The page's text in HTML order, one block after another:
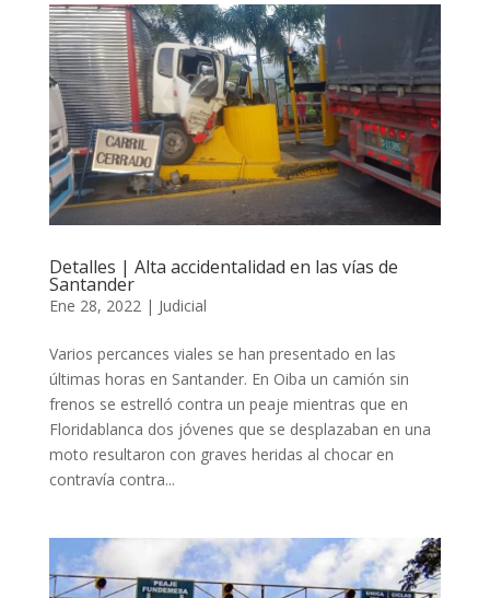
Detalles | Alta accidentalidad en las vías de
Santander
Ene 28, 2022| Judicial
Varios percances viales se han presentado en las
últimas horas en Santander. En Oiba un camión sin
frenos se estrelló contra un peaje mientras que en
Floridablanca dos jóvenes que se desplazaban en una
moto resultaron con graves heridas al chocar en
contravía contra...